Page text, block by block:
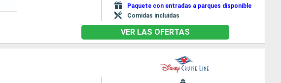
Paquete con entradas a parques disponible
Comidas incluidas
VER LAS OFERTAS